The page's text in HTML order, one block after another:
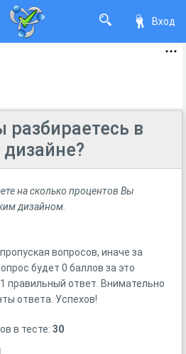
Вход
разбираетесь в
на сколько процентов Вы
дизайном.
вопросов, иначе за
будет 0 баллов за это
правильный ответ. Внимательно
ответа. Успехов!
в тесте: 30